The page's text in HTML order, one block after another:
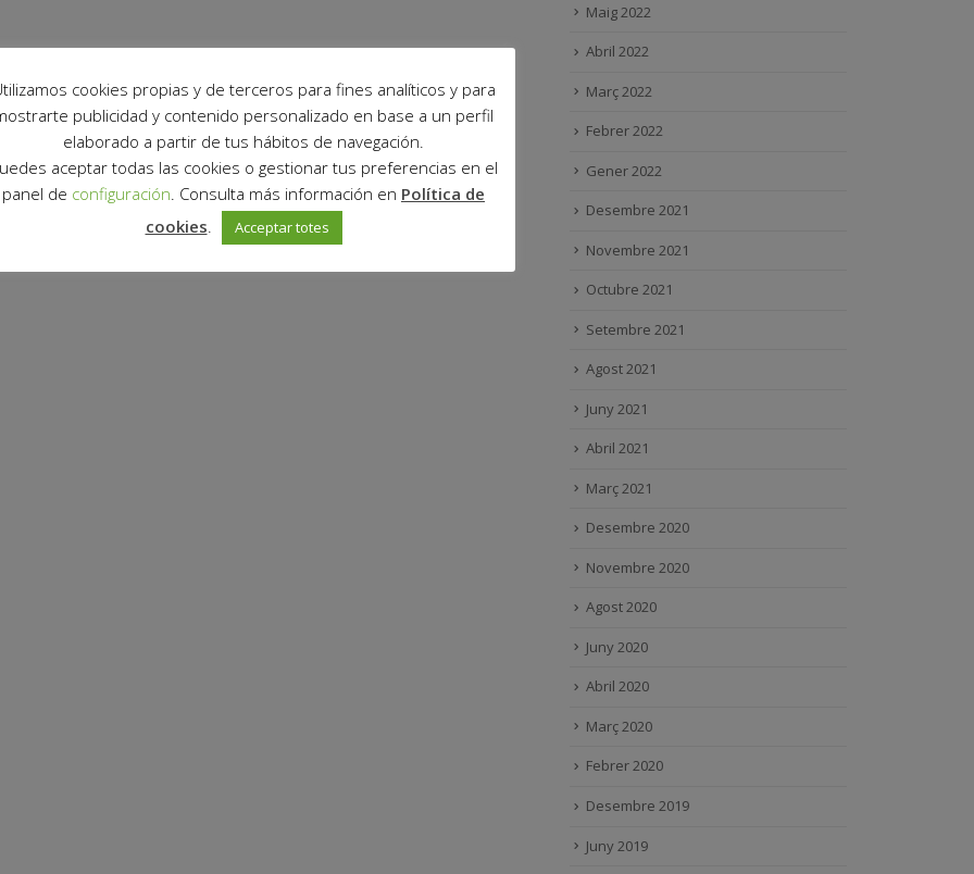
Maig 2022
Abril 2022
Març 2022
Febrer 2022
Gener 2022
Desembre 2021
Novembre 2021
Octubre 2021
Setembre 2021
Agost 2021
Juny 2021
Abril 2021
Març 2021
Desembre 2020
Novembre 2020
Agost 2020
Juny 2020
Abril 2020
Març 2020
Febrer 2020
Desembre 2019
Juny 2019
cookies propias y de terceros para fines analíticos y para
publicidad y contenido personalizado en base a un perfil
elaborado a partir de tus hábitos de navegación.
aceptar todas las cookies o gestionar tus preferencias en el
panel de configuración . Consulta más información en Política de
cookies
Acceptar totes